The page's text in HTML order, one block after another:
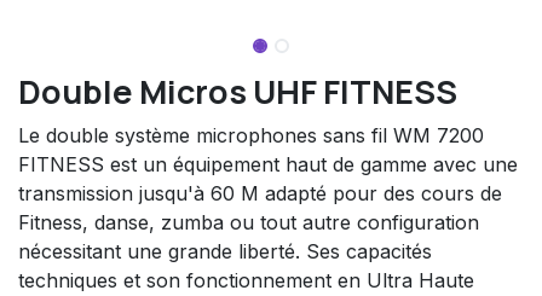
Double Micros UHF FITNESS
Le double système microphones sans fil WM 7200
FITNESS est un équipement haut de gamme avec une
transmission jusqu'à 60 M adapté pour des cours de
Fitness, danse, zumba ou tout autre configuration
nécessitant une grande liberté. Ses capacités
techniques et son fonctionnement en Ultra Haute